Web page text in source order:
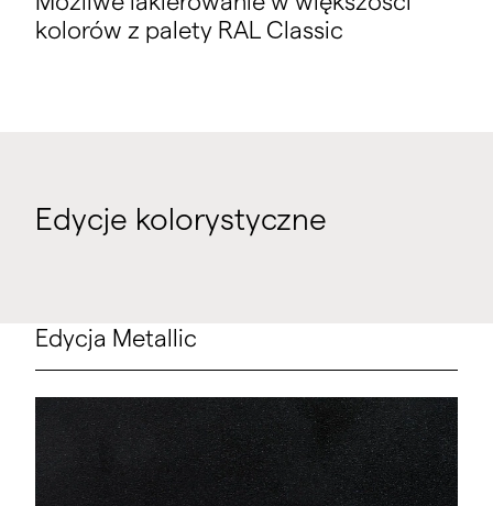
kolorów z palety RAL Classic
Edycje kolorystyczne
Edycja Metallic